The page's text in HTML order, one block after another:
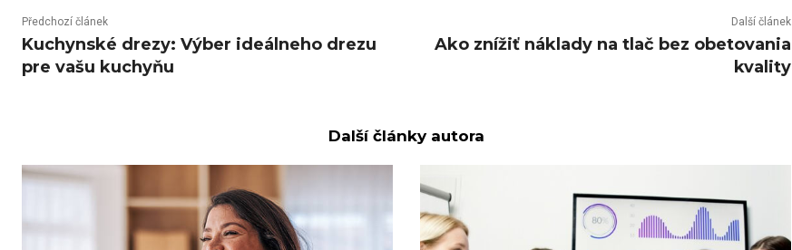
Předchozí článek
Kuchynské drezy: Výber ideálneho drezu
pre vašu kuchyňu
Další článek
Ako znížiť náklady na tlač bez obetovania
kvality
Další články autora